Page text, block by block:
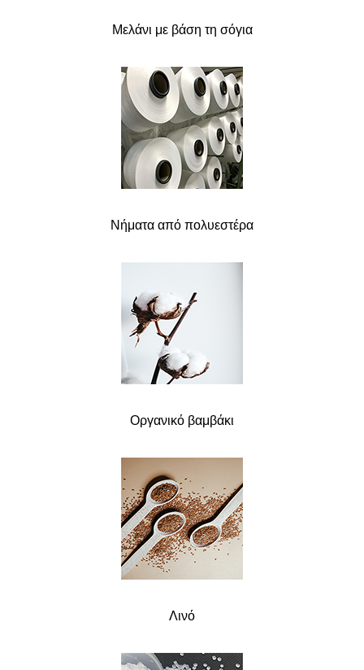
Μελάνι με βάση τη σόγια
Νήματα από πολυεστέρα
Οργανικό βαμβάκι
Λινό